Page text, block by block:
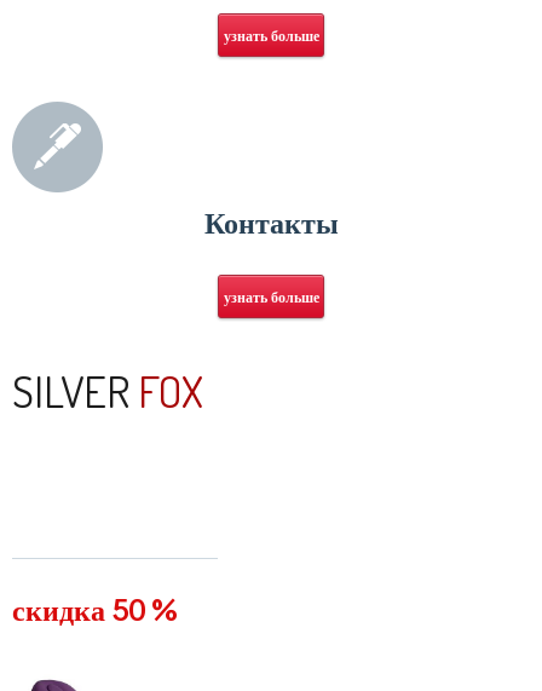
узнать больше
Контакты
узнать больше
SILVER FOX
скидка 50 %